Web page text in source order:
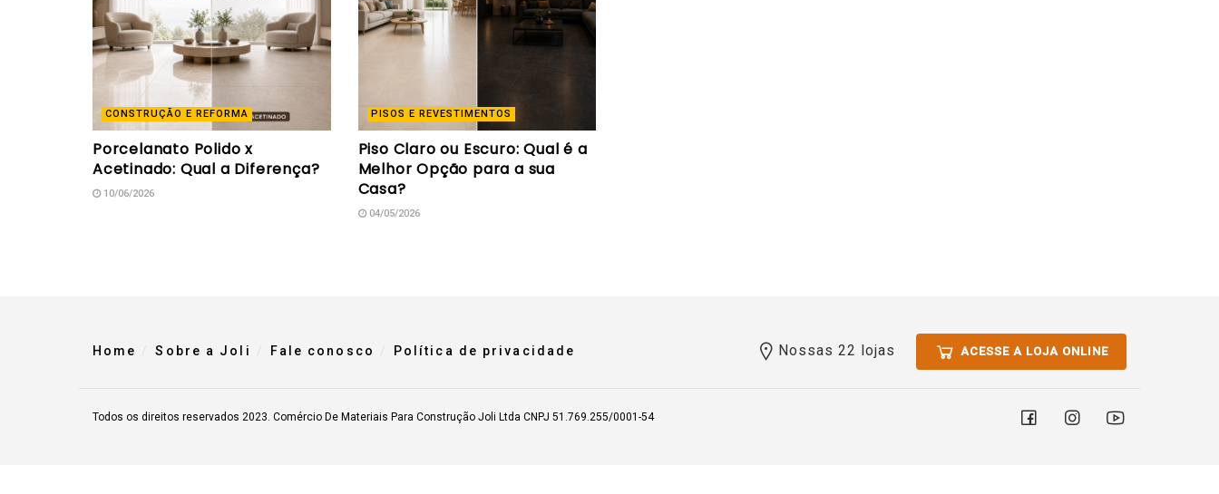
CONSTRUÇÃO E REFORMA
Porcelanato Polido x
Acetinado: Qual a Diferença?
10/06/2026
PISOS E REVESTIMENTOS
Piso Claro ou Escuro: Qual é a
Melhor Opção para a sua
Casa?
04/05/2026
Home Sobre a Joli Fale conosco Política de privacidade Nossas 22 lojas ACESSE A LOJA ONLINE
Todos os direitos reservados 2023. Comércio De Materiais Para Construção Joli Ltda CNPJ 51.769.255/0001-54